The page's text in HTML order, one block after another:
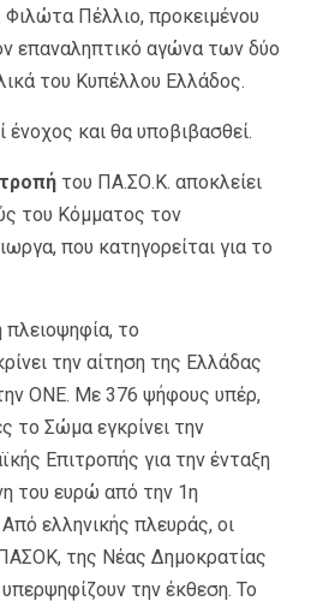
Πέλλιο, προκειμένου
επαναληπτικό αγώνα των δύο
του Κυπέλλου Ελλάδος.
ένοχος και θα υποβιβασθεί.
του ΠΑ.ΣΟ.Κ. αποκλείει
του Κόμματος τον
που κατηγορείται για το
το
την αίτηση της Ελλάδας
ΟΝΕ. Με 376 ψήφους υπέρ,
το Σώμα εγκρίνει την
Επιτροπής για την ένταξη
του ευρώ από την 1η
ελληνικής πλευράς, οι
της Νέας Δημοκρατίας
την έκθεση. Το